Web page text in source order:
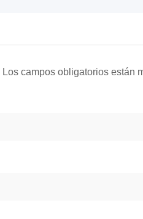
Los campos obligatorios están